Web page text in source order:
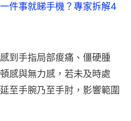
件事就睇手機？專家拆解4
到手指局部痠痛、僵硬腫
感與無力感，若未及時處
至手腕乃至手肘，影響範圍